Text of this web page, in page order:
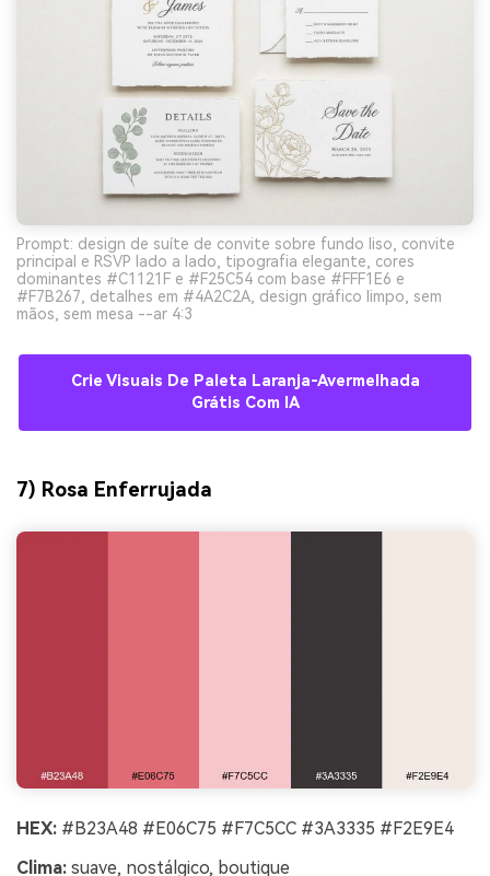
Prompt: design de suíte de convite sobre fundo liso, convite
principal e RSVP lado a lado, tipografia elegante, cores
dominantes #C1121F e #F25C54 com base #FFF1E6 e
#F7B267, detalhes em #4A2C2A, design gráfico limpo, sem
mãos, sem mesa --ar 4:3
Crie Visuais De Paleta Laranja-Avermelhada
Grátis Com IA
7) Rosa Enferrujada
HEX: #B23A48 #E06C75 #F7C5CC #3A3335 #F2E9E4
Clima: suave, nostálgico, boutique